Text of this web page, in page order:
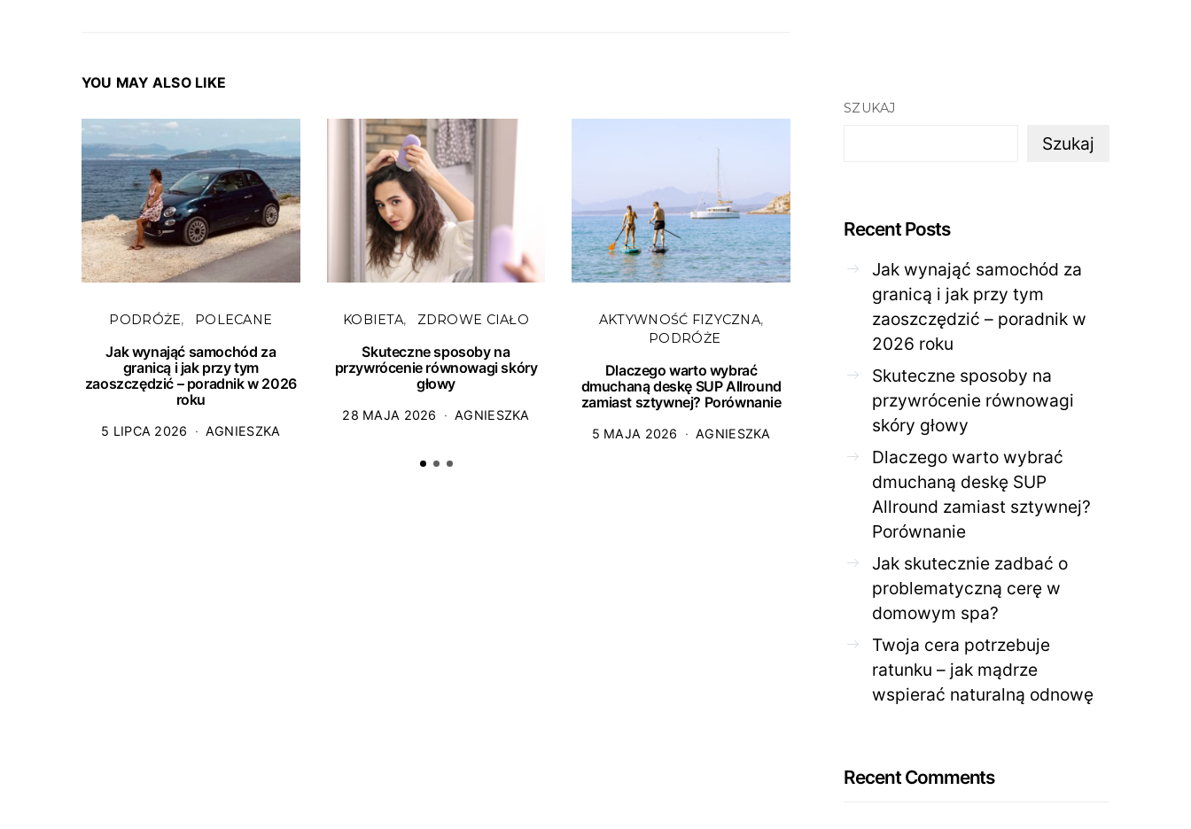
YOU MAY ALSO LIKE
PODRÓŻE POLECANE
Jak wynająć samochód za
granicą i jak przy tym
zaoszczędzić – poradnik w 2026
roku
5 LIPCA 2026 AGNIESZKA
KOBIETA ZDROWE CIAŁO
Skuteczne sposoby na
przywrócenie równowagi skóry
głowy
28 MAJA 2026 AGNIESZKA
AKTYWNOŚĆ FIZYCZNA
PODRÓŻE
Dlaczego warto wybrać
dmuchaną deskę SUP Allround
zamiast sztywnej? Porównanie
5 MAJA 2026 AGNIESZKA
ZDROWE CIAŁO
Jak skutecznie zadbać o
problematyczną cerę w
domowym spa?
28 KWIETNIA 2026 27 KWIETNIA 2026
SZUKAJ
Szukaj
Recent Posts
Jak wynająć samochód za
granicą i jak przy tym
zaoszczędzić – poradnik w
2026 roku
Skuteczne sposoby na
przywrócenie równowagi
skóry głowy
Dlaczego warto wybrać
dmuchaną deskę SUP
Allround zamiast sztywnej?
Porównanie
Jak skutecznie zadbać o
problematyczną cerę w
domowym spa?
Twoja cera potrzebuje
ratunku – jak mądrze
wspierać naturalną odnowę
Recent Comments